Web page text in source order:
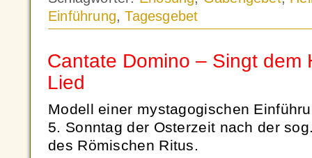
Einführung,Tagesgebet
Cantate Domino – Singt dem
Lied
Modell einer mystagogischen
5. Sonntag der Osterzeit nach der
des Römischen Ritus.